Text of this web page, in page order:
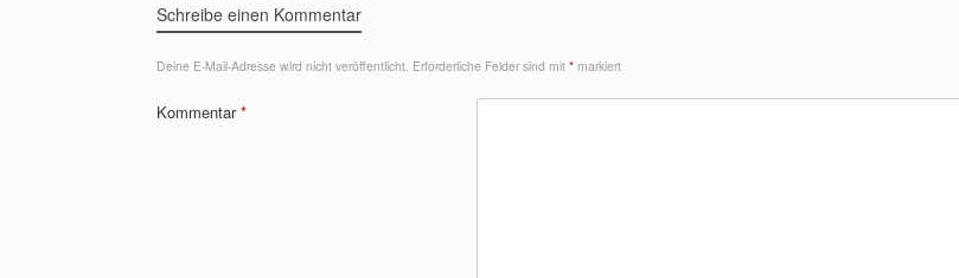
Schreibe einen Kommentar
Deine E-Mail-Adresse wird nicht veröffentlicht. Erforderliche Felder sind mit * markiert
Kommentar*